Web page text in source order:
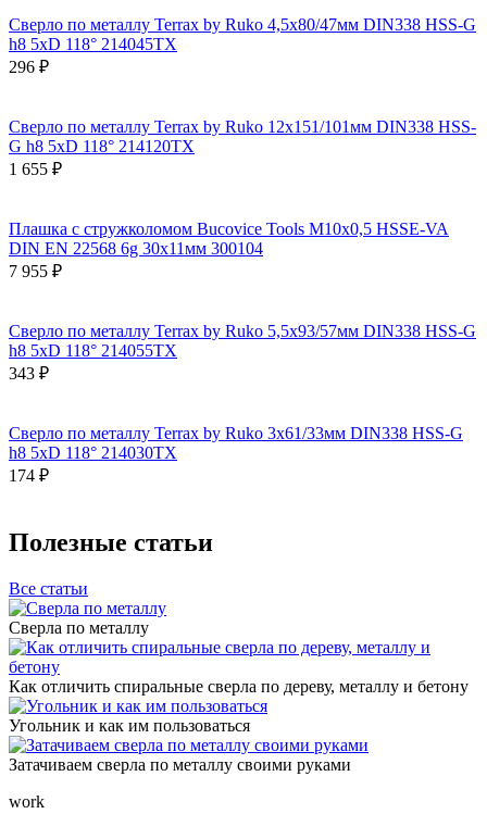
Сверло по металлу Terrax by Ruko 4,5x80/47мм DIN338 HSS-G
h8 5xD 118° 214045TX
296 ₽
Сверло по металлу Terrax by Ruko 12x151/101мм DIN338 HSS-
G h8 5xD 118° 214120TX
1 655 ₽
Плашка с стружколомом Bucovice Tools М10х0,5 HSSE-VA
DIN EN 22568 6g 30х11мм 300104
7 955 ₽
Сверло по металлу Terrax by Ruko 5,5x93/57мм DIN338 HSS-G
h8 5xD 118° 214055TX
343 ₽
Сверло по металлу Terrax by Ruko 3x61/33мм DIN338 HSS-G
h8 5xD 118° 214030TX
174 ₽
Полезные статьи
Все статьи
Сверла по металлу
Как отличить спиральные сверла по дереву, металлу и бетону
Угольник и как им пользоваться
Затачиваем сверла по металлу своими руками
work